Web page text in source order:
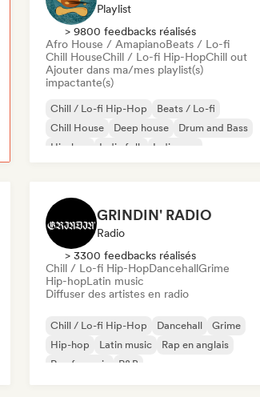
Playlist
> 9800 feedbacks réalisés
Afro House / AmapianoBeats / Lo-fi
Chill HouseChill / Lo-fi Hip-HopChill out
Ajouter dans ma/mes playlist(s)
impactante(s)
Chill / Lo-fi Hip-Hop
Beats / Lo-fi
Chill House
Deep house
Drum and Bass
Hip-hop
Indie folk Indie pop
GRINDIN' RADIO
Radio
> 3300 feedbacks réalisés
Chill / Lo-fi Hip-HopDancehallGrime
Hip-hopLatin music
Diffuser des artistes en radio
Chill / Lo-fi Hip-Hop Dancehall
Grime
Hip-hop
Latin music
Rap en anglais
Rap francais
R&B